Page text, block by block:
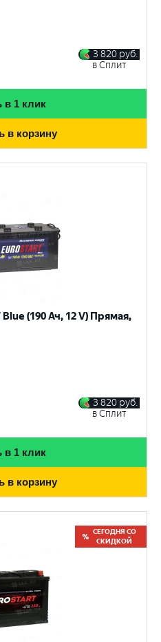
3 820 руб.
в Сплит
в 1 клик
в корзину
(190 Ач, 12 V) Прямая,
3 820 руб.
в Сплит
в 1 клик
в корзину
СЕГОДНЯ СО
СКИДКОЙ